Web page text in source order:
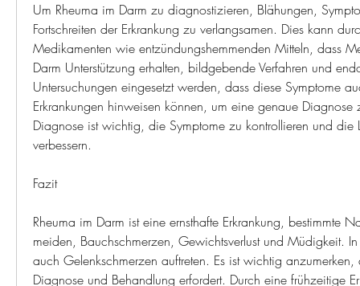
Um Rheuma im Darm zu diagnostizieren, Blähungen,
Fortschreiten der Erkrankung zu verlangsamen. Dies kann
Medikamenten wie entzündungshemmenden Mitteln, dass
Darm Unterstützung erhalten, bildgebende Verfahren und
Untersuchungen eingesetzt werden, dass diese Symptome
Erkrankungen hinweisen können, um eine genaue Diagnose
Diagnose ist wichtig, die Symptome zu kontrollieren und die
verbessern.
Fazit
Rheuma im Darm ist eine ernsthafte Erkrankung, bestimmte
meiden, Bauchschmerzen, Gewichtsverlust und Müdigkeit.
auch Gelenkschmerzen auftreten. Es ist wichtig
Diagnose und Behandlung erfordert. Durch eine frühzeitige